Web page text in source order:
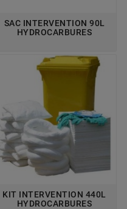
SAC INTERVENTION 90L
HYDROCARBURES
KIT INTERVENTION 440L
HYDROCARBURES